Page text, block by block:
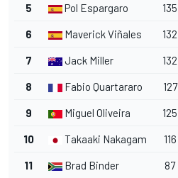
5 Pol Espargaro 135
6 Maverick Viñales 132
7 Jack Miller 132
8 Fabio Quartararo 127
9 Miguel Oliveira 125
10 Takaaki Nakagami 116
11 Brad Binder 87